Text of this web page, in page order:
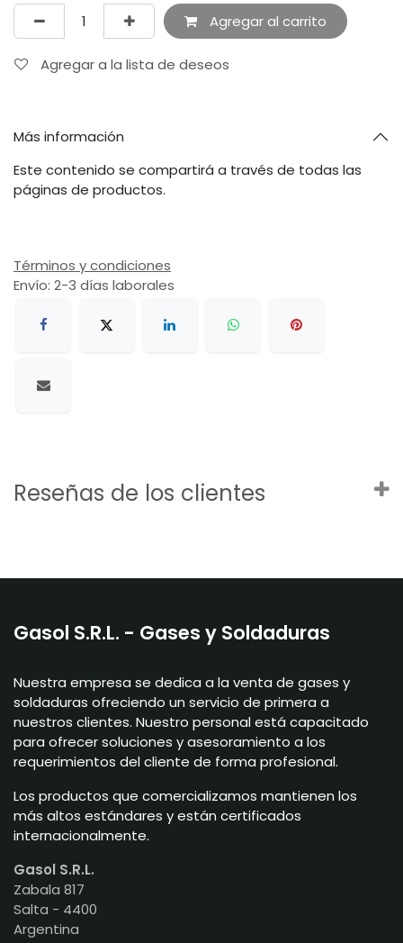
Agregar al carrito
Agregar a la lista de deseos
Más información
Este contenido se compartirá a través de todas las
páginas de productos.
Términos y condiciones
Envío: 2-3 días laborales
Reseñas de los clientes
Gasol S.R.L. - Gases y Soldaduras
Nuestra empresa se dedica a la venta de gases y
soldaduras ofreciendo un servicio de primera a
nuestros clientes. Nuestro personal está capacitado
para ofrecer soluciones y asesoramiento a los
requerimientos del cliente de forma profesional.
Los productos que comercializamos mantienen los
más altos estándares y están certificados
internacionalmente.
Gasol S.R.L.
Zabala 817
Salta - 4400
Argentina